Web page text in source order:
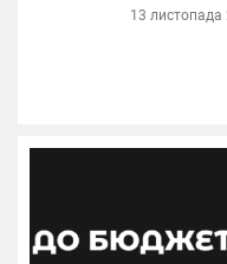
13 листопада